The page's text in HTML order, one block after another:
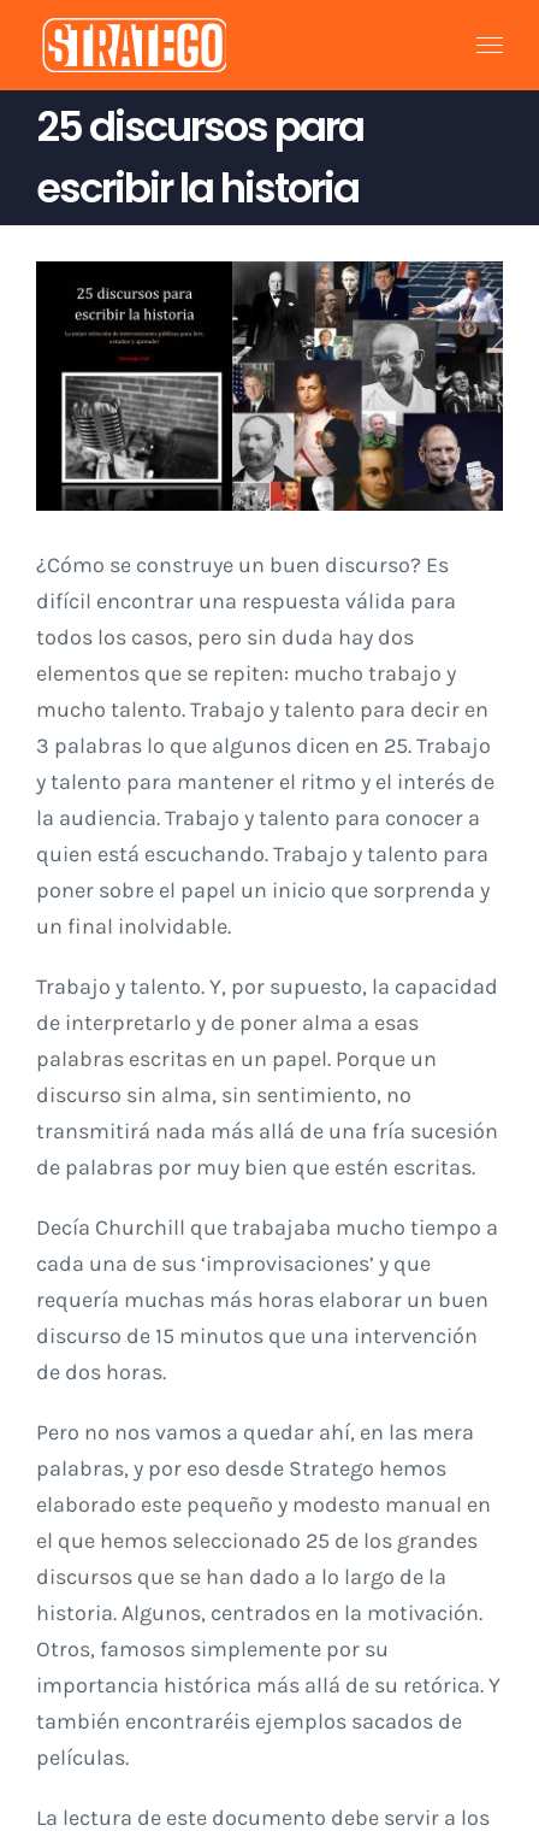
Saltar
contenido
25 discursos para
escribir la historia
imagen
grande
¿Cómo se construye un buen discurso? Es
difícil encontrar una respuesta válida para
todos los casos, pero sin duda hay dos
elementos que se repiten: mucho trabajo y
mucho talento. Trabajo y talento para decir en
3 palabras lo que algunos dicen en 25. Trabajo
y talento para mantener el ritmo y el interés de
la audiencia. Trabajo y talento para conocer a
quien está escuchando. Trabajo y talento para
poner sobre el papel un inicio que sorprenda y
un final inolvidable.
Trabajo y talento. Y, por supuesto, la capacidad
de interpretarlo y de poner alma a esas
palabras escritas en un papel. Porque un
discurso sin alma, sin sentimiento, no
transmitirá nada más allá de una fría sucesión
de palabras por muy bien que estén escritas.
Decía Churchill que trabajaba mucho tiempo a
cada una de sus ‘improvisaciones’ y que
requería muchas más horas elaborar un buen
discurso de 15 minutos que una intervención
de dos horas.
Pero no nos vamos a quedar ahí, en las mera
palabras, y por eso desde Stratego hemos
elaborado este pequeño y modesto manual en
el que hemos seleccionado 25 de los grandes
discursos que se han dado a lo largo de la
historia. Algunos, centrados en la motivación.
Otros, famosos simplemente por su
importancia histórica más allá de su retórica. Y
también encontraréis ejemplos sacados de
películas.
La lectura de este documento debe servir a los